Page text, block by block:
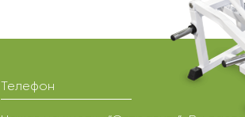
Телефон